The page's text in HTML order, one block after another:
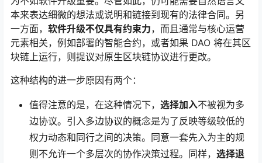
本来表达细微的想法或说明和链接到现有的法律合同。另
一方面， 软件升级不仅具有约束力，而且通常与核心运营
元素相关，例如部署的智能合约，或者如果 DAO 将在其区
块链上运行，则提议对原生区块链协议进行更改。
这种结构的进一步原因有两个：
值得注意的是，在这种情况下， 选择加入不被视为多
边协议。引入多边协议的概念是为了反映等级较低的
权力动态和同行之间的决策。同意一套先入为主的规
则不允许一个多层次的协作决策过程。同样， 选择退